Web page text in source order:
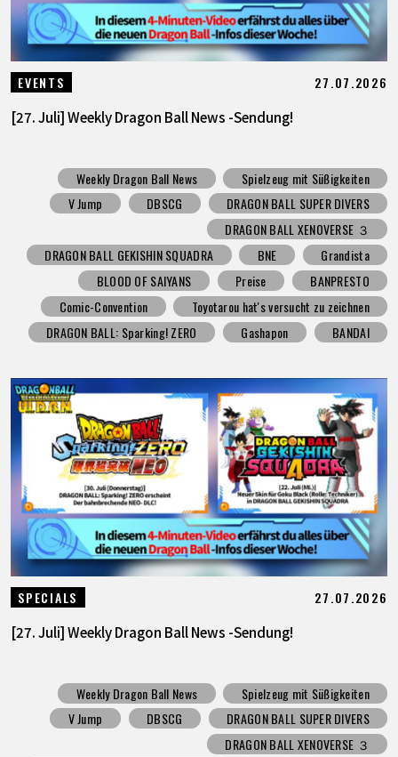
EVENTS 27.07.2026
[27. Juli] Weekly Dragon Ball News -Sendung!
Weekly Dragon Ball News
Spielzeug mit Süßigkeiten
V Jump
DBSCG
DRAGON BALL SUPER DIVERS
DRAGON BALL XENOVERSE ３
DRAGON BALL GEKISHIN SQUADRA
BNE
Grandista
BLOOD OF SAIYANS
Preise
BANPRESTO
Comic-Convention
Toyotarou hat's versucht zu zeichnen
DRAGON BALL: Sparking! ZERO
Gashapon BANDAI
SPECIALS 27.07.2026
[27. Juli] Weekly Dragon Ball News -Sendung!
Weekly Dragon Ball News
Spielzeug mit Süßigkeiten
V Jump
DBSCG
DRAGON BALL SUPER DIVERS
DRAGON BALL XENOVERSE ３